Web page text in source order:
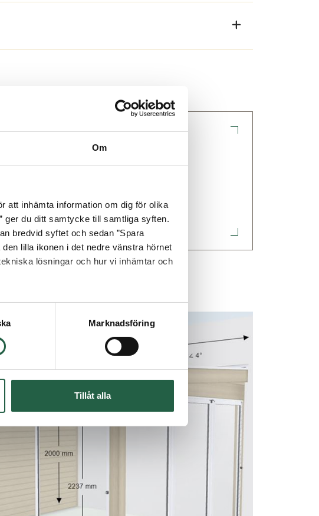
Om
att inhämta information om dig för olika
ger du ditt samtycke till samtliga syften.
bredvid syftet och sedan ”Spara
lilla ikonen i det nedre vänstra hörnet
lösningar och hur vi inhämtar och
Marknadsföring
Tillåt alla
Kundservice